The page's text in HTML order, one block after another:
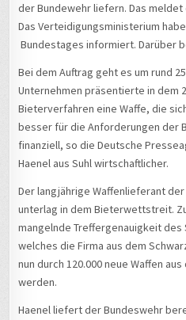
der Bundewehr liefern. Das
Das Verteidigungsministerium
Bundestages informiert. Darüber
Bei dem Auftrag geht es um rund
Unternehmen präsentierte in dem
Bieterverfahren eine Waffe, die
besser für die Anforderungen der
finanziell, so die Deutsche
Haenel aus Suhl wirtschaftlicher.
Der langjährige Waffenlieferant
unterlag in dem Bieterwettstreit.
mangelnde Treffergenauigkeit
welches die Firma aus dem
nun durch 120.000 neue Waffen
werden.
Haenel liefert der Bundeswehr